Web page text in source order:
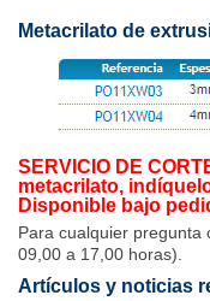
Metacrilato de
SERVICIO DE
metacrilato,
Disponible bajo
Para cualquier pregunta
09,00 a 17,00 horas).
Artículos y noticias